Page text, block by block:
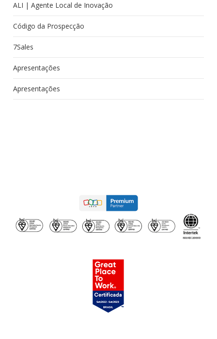
ALI | Agente Local de Inovação
Código da Prospecção
7Sales
Apresentações
Apresentações